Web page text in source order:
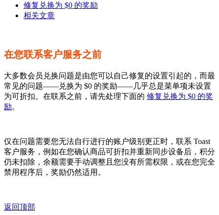
修复兑换为 $0 的奖励
相关文章
在您联系客户服务之前
大多数会员兑换问题是由您可以自己修复的设置引起的，而最
常见的问题——兑换为 $0 的奖励——几乎总是菜单项未设置
为可折扣。在联系之前，请先处理下面的 修复兑换为 $0 的奖
励。
仅在问题需要您无法自行进行的账户级别更正时，联系 Toast
客户服务，例如在您确认商品可折扣并重新同步设备后，积分
仍未扣除，余额需要手动调整且您没有所需权限，或在您完全
禁用程序后，奖励仍然适用。
返回顶部